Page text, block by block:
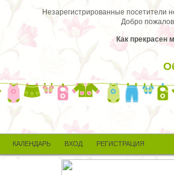
Незарегистрированные посетители
Добро
Как прекрасен
КАЛЕНДАРЬ ВХОД РЕГИСТРАЦИЯ